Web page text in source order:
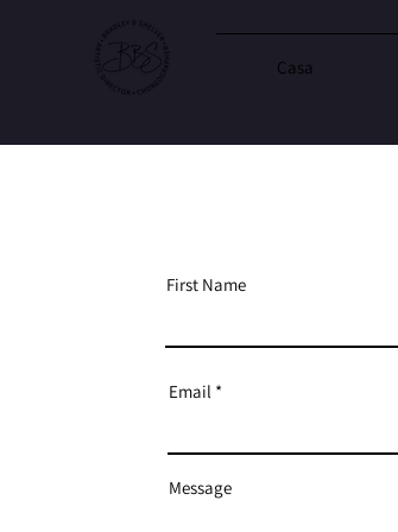
Casa
First Name
Email
Message